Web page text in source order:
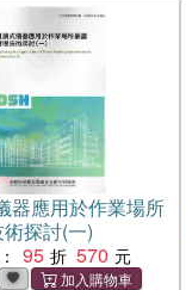
器應用於作業場所
探討(一)
95 570